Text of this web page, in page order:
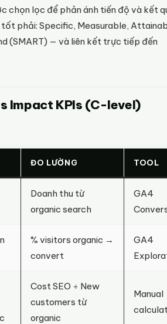
chọn lọc để phản ánh tiến độ và kết
tốt phải: Specific, Measurable,
(SMART) — và liên kết trực tiếp đến
Impact KPIs (C-level)
ĐO LƯỜNG TOOL
Doanh thu từ
organic search
GA4
% visitors organic →
convert
GA4
Cost SEO ÷ New
customers từ
organic
Manual